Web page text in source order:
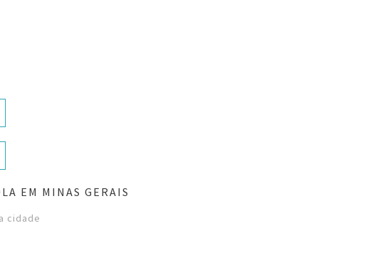
EM MINAS GERAIS
cidade